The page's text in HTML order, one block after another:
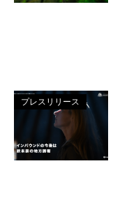
プレスリリース